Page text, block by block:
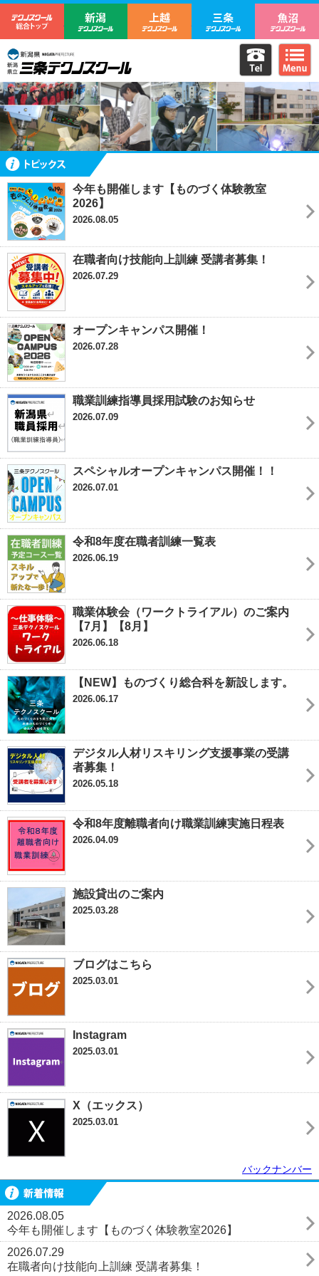
テクノスクール総合トップ
新潟テクノスクール上越テクノスクール
三条テクノ
新潟県立三条テクノスクール 電話を
今年も開催します【ものづく体験教室
2026】
2026.08.05
在職者向け技能向上訓練 受講者募集！
2026.07.29
オープンキャンパス開催！
2026.07.28
職業訓練指導員採用試験のお知らせ
2026.07.09
スペシャルオープンキャンパス開催！！
2026.07.01
令和8年度在職者訓練一覧表
2026.06.19
職業体験会（ワークトライアル）のご案内
【7月】【8月】
2026.06.18
【NEW】ものづくり総合科を新設します。
2026.06.17
デジタル人材リスキリング支援事業の受講
者募集！
2026.05.18
令和8年度離職者向け職業訓練実施日程表
2026.04.09
施設貸出のご案内
2025.03.28
ブログはこちら
2025.03.01
Instagram
2025.03.01
X（エックス）
2025.03.01
バックナンバー
2026.08.05
今年も開催します【ものづく体験教室2026】
2026.07.29
在職者向け技能向上訓練 受講者募集！